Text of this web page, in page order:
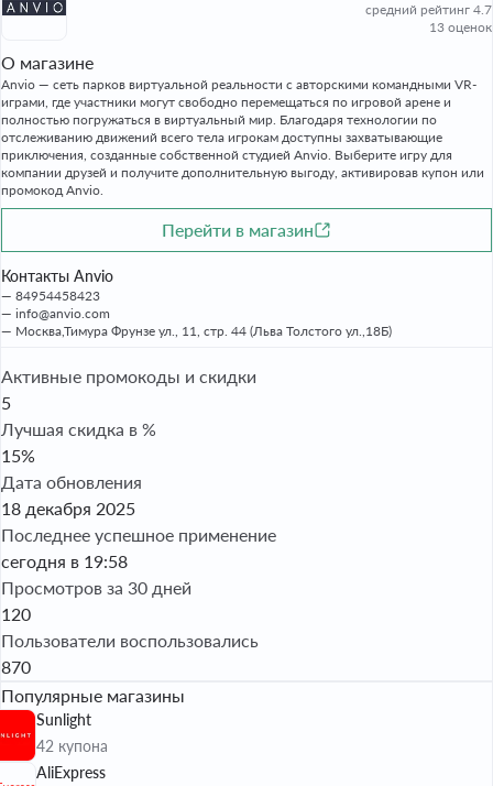
средний рейтинг 4.7
13 оценок
О магазине
Anvio — сеть парков виртуальной реальности с авторскими командными VR-
играми, где участники могут свободно перемещаться по игровой арене и
полностью погружаться в виртуальный мир. Благодаря технологии по
отслеживанию движений всего тела игрокам доступны захватывающие
приключения, созданные собственной студией Anvio. Выберите игру для
компании друзей и получите дополнительную выгоду, активировав купон или
промокод Anvio.
Перейти в магазин
Контакты Anvio
84954458423
info@anvio.com
Москва,Тимура Фрунзе ул., 11, стр. 44 (Льва Толстого ул.,18Б)
Активные промокоды и скидки
5
Лучшая скидка в %
15%
Дата обновления
18 декабря 2025
Последнее успешное применение
сегодня в 19:58
Просмотров за 30 дней
120
Пользователи воспользовались
870
Популярные магазины
Sunlight
42 купона
AliExpress